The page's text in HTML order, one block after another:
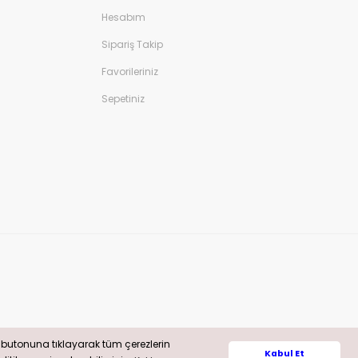
tıklayarak tüm çerezlerin
Kabul Et
tıklayarak tüm çerezlerin
Kabul Et
Whatsapp
Hesabım
Sipariş Takip
Favorileriniz
Sepetiniz